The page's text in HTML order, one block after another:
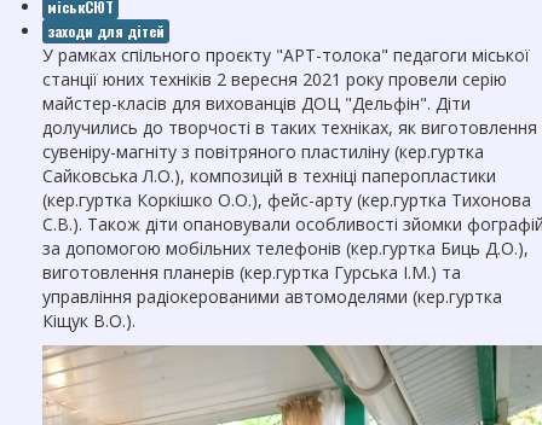
міськСЮТ
заходи для дітей
У рамках спільного проєкту "АРТ-толока" педагоги міської
станції юних техніків 2 вересня 2021 року провели серію
майстер-класів для вихованців ДОЦ "Дельфін". Діти
долучились до творчості в таких техніках, як виготовлення
сувеніру-магніту з повітряного пластиліну (кер.гуртка
Сайковська Л.О.), композицій в техніці паперопластики
(кер.гуртка Коркішко О.О.), фейс-арту (кер.гуртка Тихонова
С.В.). Також діти опановували особливості зйомки
за допомогою мобільних телефонів (кер.гуртка Биць Д.О.),
виготовлення планерів (кер.гуртка Гурська І.М.) та
управління радіокерованими автомоделями (кер.гуртка
Кіщук В.О.).